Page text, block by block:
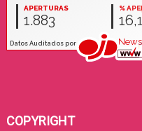
COPYRIGHT